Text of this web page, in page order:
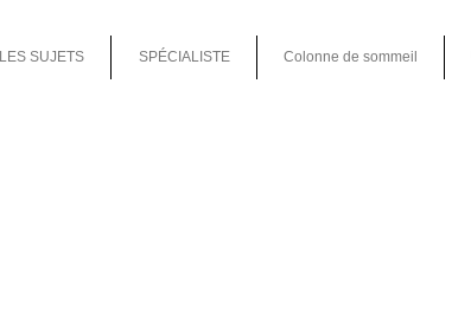
LES SUJETS SPÉCIALISTE Colonne de sommeil